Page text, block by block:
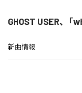
GHOST USER、「
新曲情報